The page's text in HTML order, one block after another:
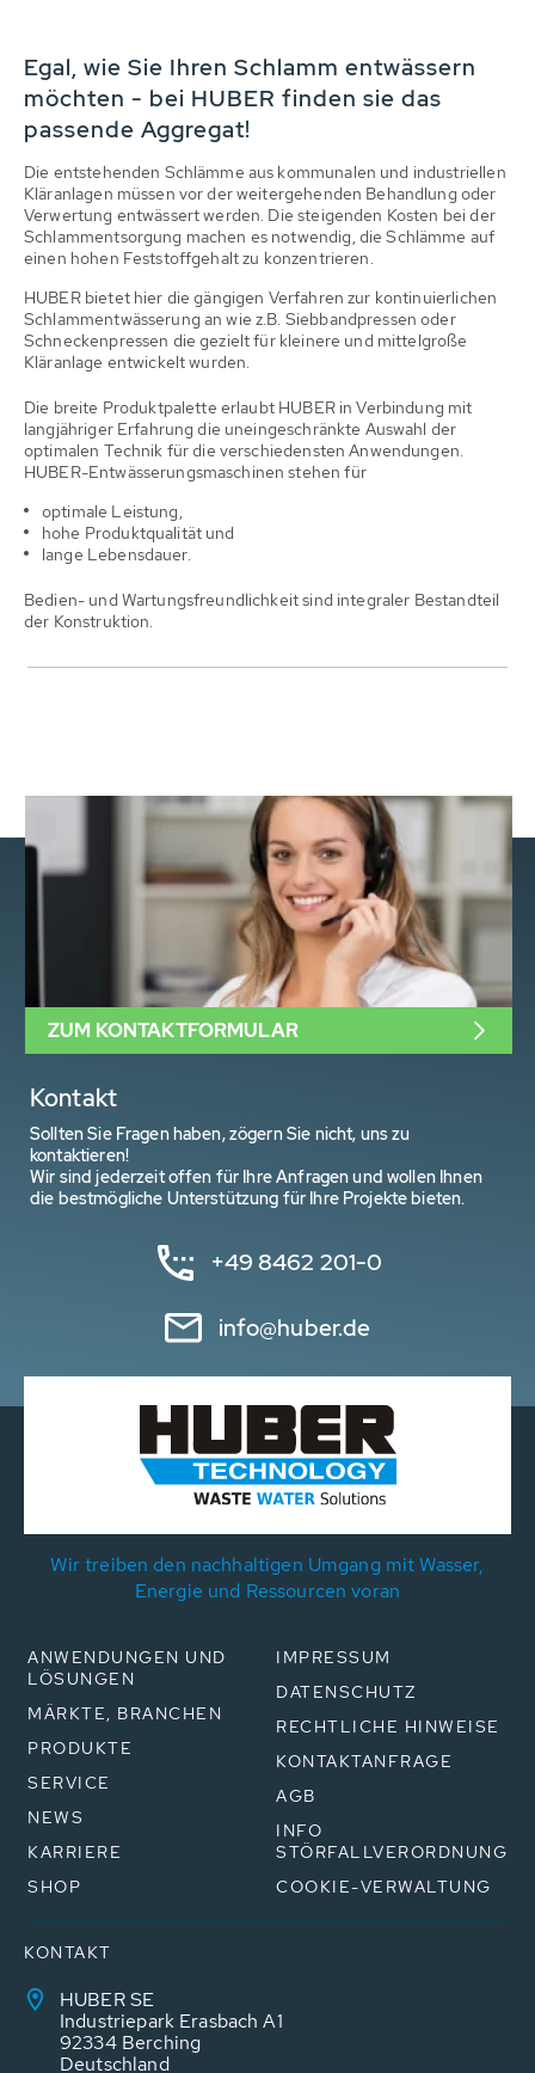
Egal, wie Sie Ihren Schlamm entwässern
möchten - bei HUBER finden sie das
passende Aggregat!
Die entstehenden Schlämme aus kommunalen und industriellen
Kläranlagen müssen vor der weitergehenden Behandlung oder
Verwertung entwässert werden. Die steigenden Kosten bei der
Schlammentsorgung machen es notwendig, die Schlämme auf
einen hohen Feststoffgehalt zu konzentrieren.
HUBER bietet hier die gängigen Verfahren zur kontinuierlichen
Schlammentwässerung an wie z.B. Siebbandpressen oder
Schneckenpressen die gezielt für kleinere und mittelgroße
Kläranlage entwickelt wurden.
Die breite Produktpalette erlaubt HUBER in Verbindung mit
langjähriger Erfahrung die uneingeschränkte Auswahl der
optimalen Technik für die verschiedensten Anwendungen.
HUBER-Entwässerungsmaschinen stehen für
optimale Leistung,
hohe Produktqualität und
lange Lebensdauer.
Bedien- und Wartungsfreundlichkeit sind integraler Bestandteil
der Konstruktion.
Kontakt
Sollten Sie Fragen haben, zögern Sie nicht, uns zu
kontaktieren!
Wir sind jederzeit offen für Ihre Anfragen und wollen Ihnen
die bestmögliche Unterstützung für Ihre Projekte bieten.
+49 8462 201-0
info@huber.de
ZUM KONTAKTFORMULAR
Wir treiben den nachhaltigen Umgang mit Wasser,
Energie und Ressourcen voran
ANWENDUNGEN UND
LÖSUNGEN
MÄRKTE, BRANCHEN
PRODUKTE
SERVICE
NEWS
KARRIERE
SHOP
IMPRESSUM
DATENSCHUTZ
RECHTLICHE HINWEISE
KONTAKTANFRAGE
AGB
INFO
STÖRFALLVERORDNUNG
COOKIE-VERWALTUNG
KONTAKT
HUBER SE
Industriepark Erasbach A1
92334 Berching
Deutschland